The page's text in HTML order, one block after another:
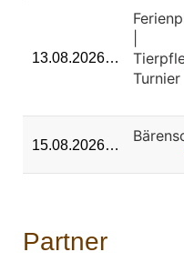
13.08.2026…
Turnier
15.08.2026…
Partner